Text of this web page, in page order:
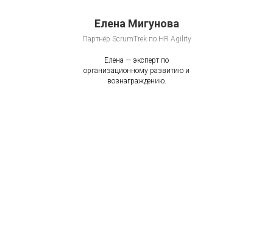
Елена Мигунова
Партнёр ScrumTrek по HR Agility
Елена — эксперт по
организационному развитию и
вознаграждению.